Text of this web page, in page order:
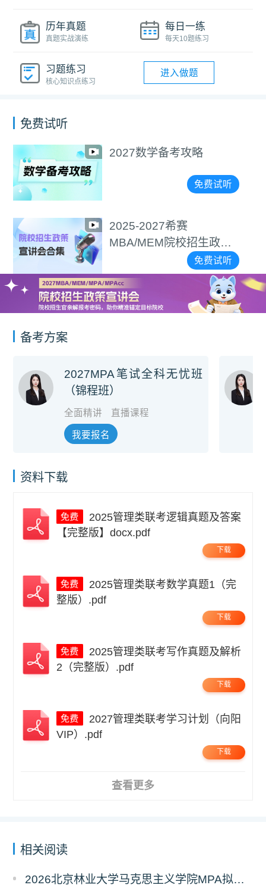
历年真题
真题实战演练
每日一练
每天10题练习
习题练习
核心知识点练习
进入做题
免费试听
2027数学备考攻略
免费试听
2025-2027希赛
MBA/MEM院校招生政策
免费试听
备考方案
2027MPA笔试全科无忧班
（锦程班）
全面精讲 直播课程
我要报名
资料下载
【完整版】docx.pdf
下载
整版）.pdf
下载
2（完整版）.pdf
下载
VIP）.pdf
下载
查看更多
相关阅读
2026北京林业大学马克思主义学院MPA拟录取分析解读